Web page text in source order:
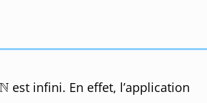
est infini. En effet, l’application